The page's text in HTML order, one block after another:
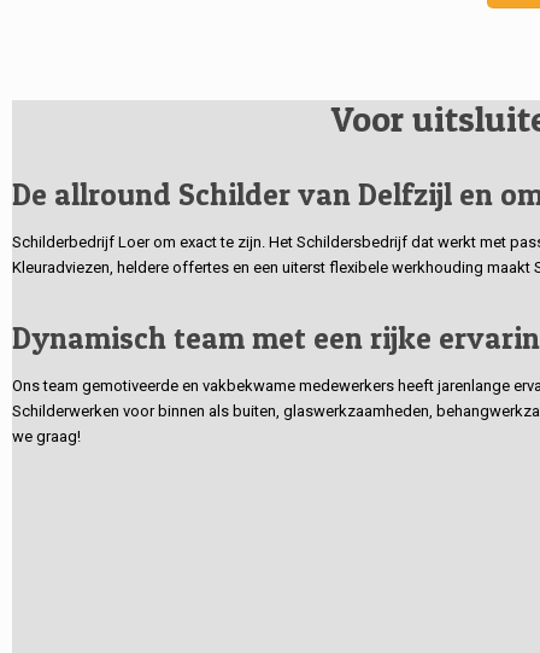
Voor
De allround Schilder van Delfzijl en
Schilderbedrijf Loer om exact te zijn. Het Schildersbedrijf dat werkt met
Kleuradviezen, heldere offertes en een uiterst flexibele werkhouding
Dynamisch team met een rijke
Ons team gemotiveerde en vakbekwame medewerkers heeft jarenlange
Schilderwerken voor binnen als buiten, glaswerkzaamheden,
we graag!